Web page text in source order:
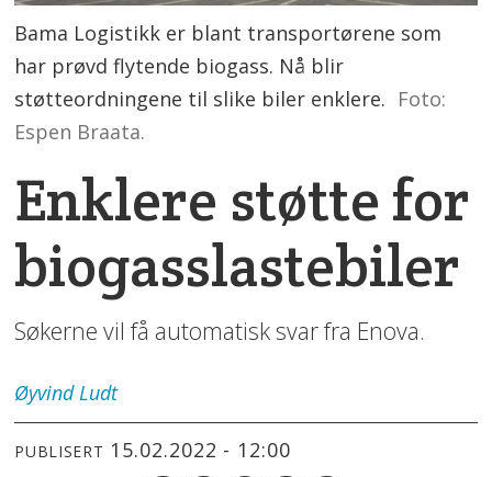
Bama Logistikk er blant transportørene som
har prøvd flytende biogass. Nå blir
støtteordningene til slike biler enklere. Foto:
Espen Braata.
Enklere støtte for
biogasslastebiler
Søkerne vil få automatisk svar fra Enova.
Øyvind Ludt
PUBLISERT 15.02.2022 - 12:00